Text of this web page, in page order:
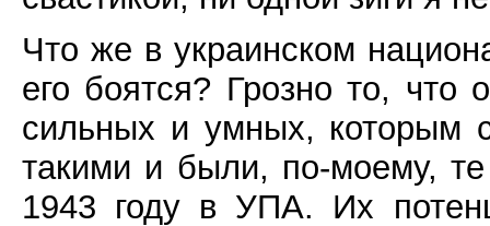
Что же в украинском
его боятся? Грозно то, что
сильных и умных, которым
такими и были, по-моему,
1943 году в УПА. Их